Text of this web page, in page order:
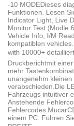
-10 MODEDieses
Funktionen. Lesen
Indicator Light, Live
Monitor Test (Modle
Vehicle Info, I/M
kompatiblen
with 10000+
Druckberichtmit
mehr
unangenehm
verabschieden.Die
Fahrzeugs intuitiver
Anstehende
einem PC: Führen